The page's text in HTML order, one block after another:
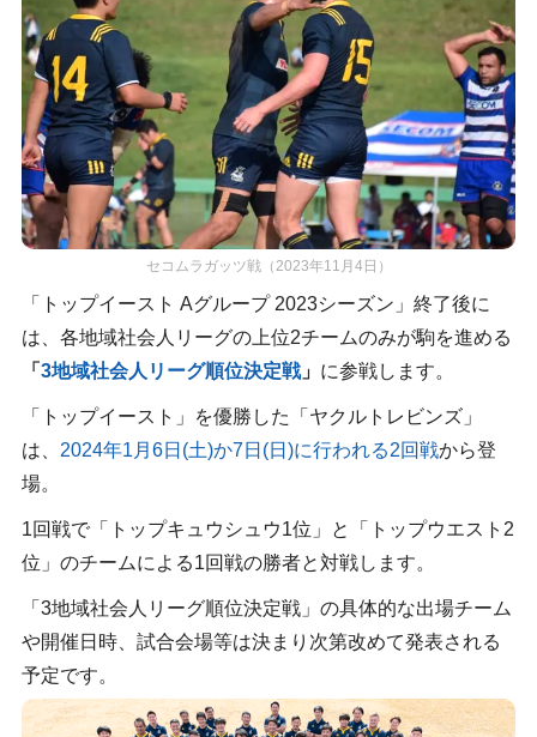
セコムラガッツ戦（2023年11月4日）
「トップイースト Aグループ 2023シーズン」終了後に
は、各地域社会人リーグの上位2チームのみが駒を進める
「 3地域社会人リーグ順位決定戦」 に参戦します。
「トップイースト」を優勝した「ヤクルトレビンズ」
は、 2024年1月6日(土)か7日(日)に行われる2回戦から登
場。
1回戦で「トップキュウシュウ1位」と「トップウエスト2
位」のチームによる1回戦の勝者と対戦します。
「3地域社会人リーグ順位決定戦」の具体的な出場チーム
や開催日時、試合会場等は決まり次第改めて発表される
予定です。